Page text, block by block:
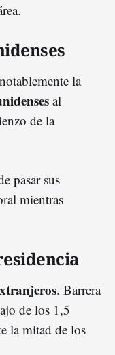
la
al
de la
pasar sus
mientras
. Barrera
de los 1,5
la mitad de los